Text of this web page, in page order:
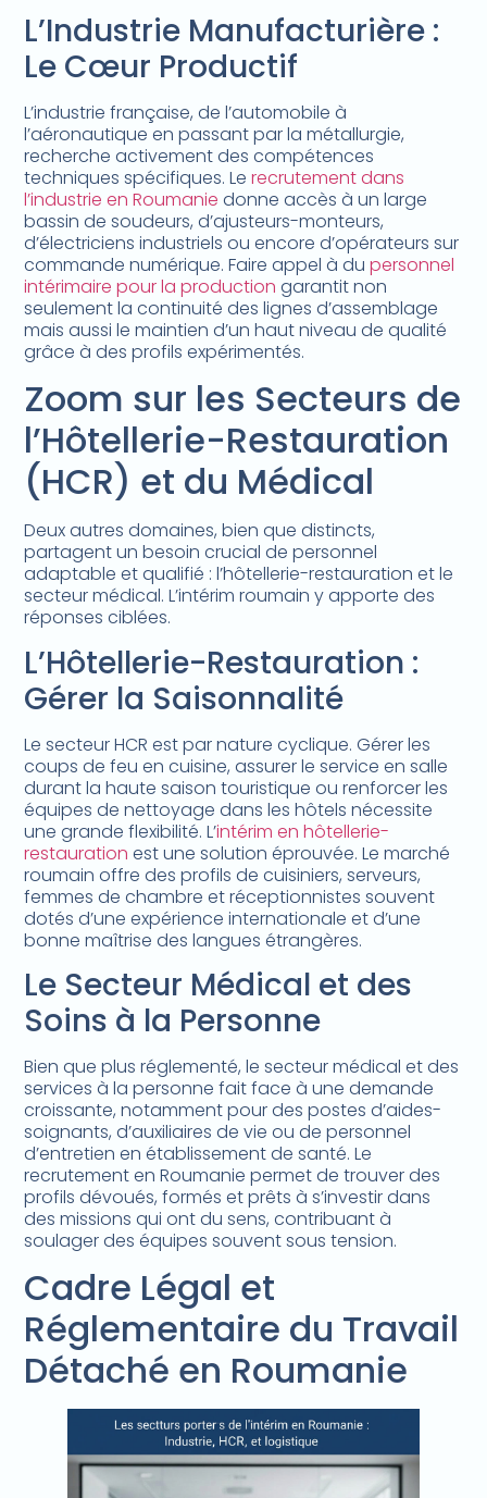
L’Industrie Manufacturière :
Le Cœur Productif
L’industrie française, de l’automobile à
l’aéronautique en passant par la métallurgie,
recherche activement des compétences
techniques spécifiques. Lerecrutement dans
l’industrie en Roumanie donne accès à un large
bassin de soudeurs, d’ajusteurs-monteurs,
d’électriciens industriels ou encore d’opérateurs sur
commande numérique. Faire appel à dupersonnel
intérimaire pour la production garantit non
seulement la continuité des lignes d’assemblage
mais aussi le maintien d’un haut niveau de qualité
grâce à des profils expérimentés.
Zoom sur les Secteurs de
l’Hôtellerie-Restauration
(HCR) et du Médical
Deux autres domaines, bien que distincts,
partagent un besoin crucial de personnel
adaptable et qualifié : l’hôtellerie-restauration et le
secteur médical. L’intérim roumain y apporte des
réponses ciblées.
L’Hôtellerie-Restauration :
Gérer la Saisonnalité
Le secteur HCR est par nature cyclique. Gérer les
coups de feu en cuisine, assurer le service en salle
durant la haute saison touristique ou renforcer les
équipes de nettoyage dans les hôtels nécessite
une grande flexibilité. L’intérim en hôtellerie-
restauration est une solution éprouvée. Le marché
roumain offre des profils de cuisiniers, serveurs,
femmes de chambre et réceptionnistes souvent
dotés d’une expérience internationale et d’une
bonne maîtrise des langues étrangères.
Le Secteur Médical et des
Soins à la Personne
Bien que plus réglementé, le secteur médical et des
services à la personne fait face à une demande
croissante, notamment pour des postes d’aides-
soignants, d’auxiliaires de vie ou de personnel
d’entretien en établissement de santé. Le
recrutement en Roumanie permet de trouver des
profils dévoués, formés et prêts à s’investir dans
des missions qui ont du sens, contribuant à
soulager des équipes souvent sous tension.
Cadre Légal et
Réglementaire du Travail
Détaché en Roumanie